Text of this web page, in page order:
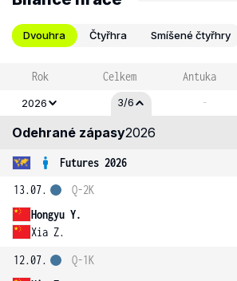
Dvouhra Čtyřhra Smíšené čtyřhry
Rok Celkem Antuka
2026 3/6 -
Odehrané zápasy2026
Futures 2026
13.07.
Hongyu Y.
Xia Z.
Q-2K
12.07.
Q-1K